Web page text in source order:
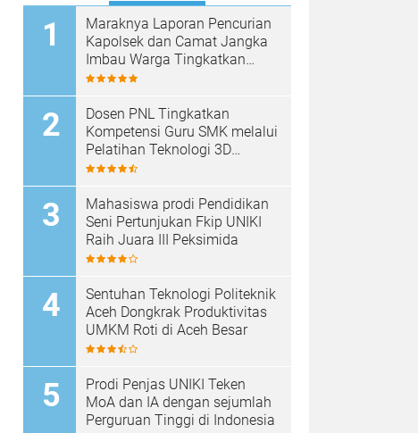
Maraknya Laporan Pencurian
Kapolsek dan Camat Jangka
Imbau Warga Tingkatkan
Kewaspadaan
Dosen PNL Tingkatkan
Kompetensi Guru SMK melalui
Pelatihan Teknologi 3D
Printing
Mahasiswa prodi Pendidikan
Seni Pertunjukan Fkip UNIKI
Raih Juara III Peksimida
Sentuhan Teknologi Politeknik
Aceh Dongkrak Produktivitas
UMKM Roti di Aceh Besar
Prodi Penjas UNIKI Teken
MoA dan IA dengan sejumlah
Perguruan Tinggi di Indonesia